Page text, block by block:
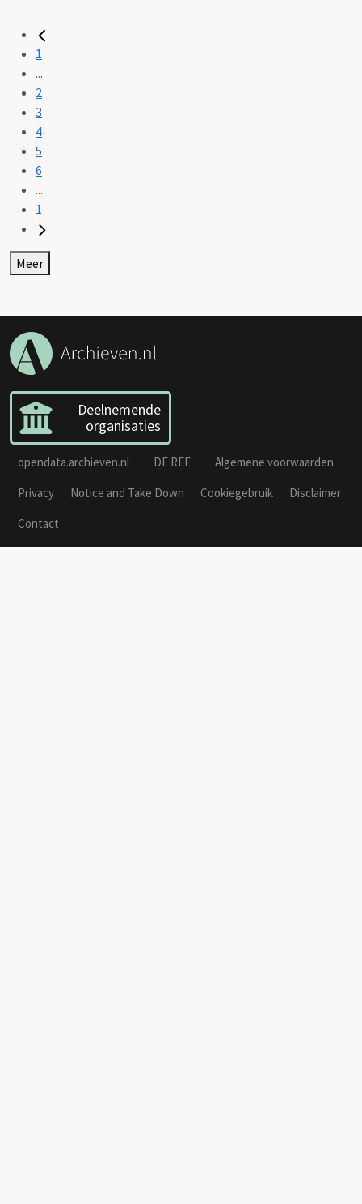
1
...
2
3
4
5
6
...
1
Meer
Deelnemende
organisaties
opendata.archieven.nl DE REE
Algemene voorwaarden
Privacy
Notice and Take Down Cookiegebruik
Disclaimer
Contact